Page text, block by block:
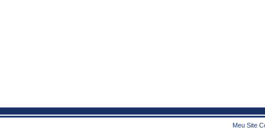
Meu Site